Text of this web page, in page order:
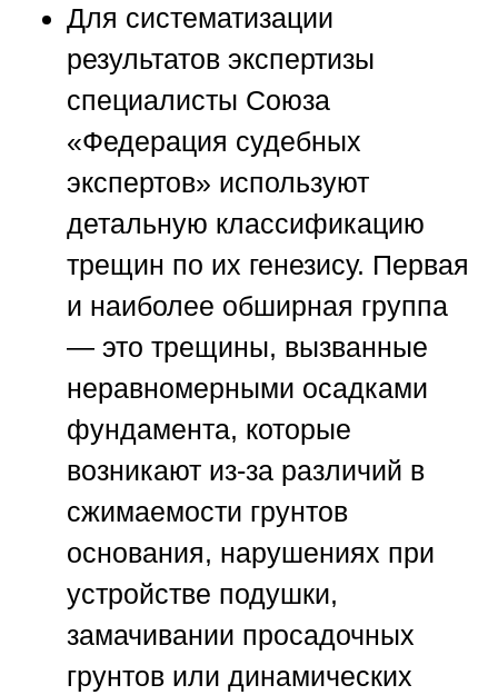
Для систематизации
результатов экспертизы
специалисты Союза
«Федерация судебных
экспертов» используют
детальную классификацию
трещин по их генезису. Первая
и наиболее обширная группа
— это трещины, вызванные
неравномерными осадками
фундамента, которые
возникают из-за различий в
сжимаемости грунтов
основания, нарушениях при
устройстве подушки,
замачивании просадочных
грунтов или динамических